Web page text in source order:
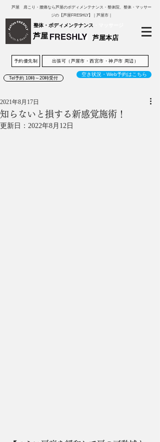
芦屋 肩こり・腰痛なら芦屋のボディメンテナンス・整体院、整体・マッサー
ジの【芦屋FRESHLY】｜芦屋市｜
芦屋本店
整体・ボディメンテナンス
芦屋
予約優先制 出張可（芦屋市・西宮市・神戸市 周辺）
Tel予約 10時～20時受付
空き状況・Web予約はこちら
知らないと損する新感覚施術！
2021年8月17日
更新日： 2022年8月12日